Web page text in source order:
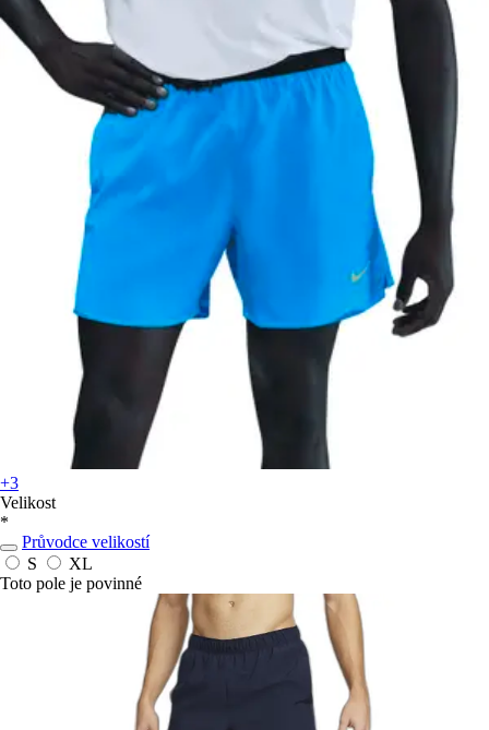
+3
Velikost
*
Průvodce velikostí
S
XL
Toto pole je povinné